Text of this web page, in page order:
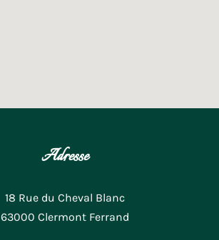
Adresse
18 Rue du Cheval Blanc
63000 Clermont Ferrand